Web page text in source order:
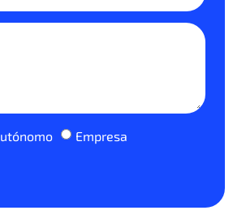
Empresa